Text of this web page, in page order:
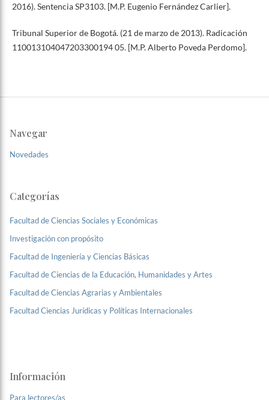
2016). Sentencia SP3103. [M.P. Eugenio Fernández Carlier].
Tribunal Superior de Bogotá. (21 de marzo de 2013). Radicación
110013104047203300194 05. [M.P. Alberto Poveda Perdomo].
Navegar
Novedades
Categorías
Facultad de Ciencias Sociales y Económicas
Investigación con propósito
Facultad de Ingeniería y Ciencias Básicas
Facultad de Ciencias de la Educación, Humanidades y Artes
Facultad de Ciencias Agrarias y Ambientales
Facultad Ciencias Jurídicas y Políticas Internacionales
Información
Para lectores/as